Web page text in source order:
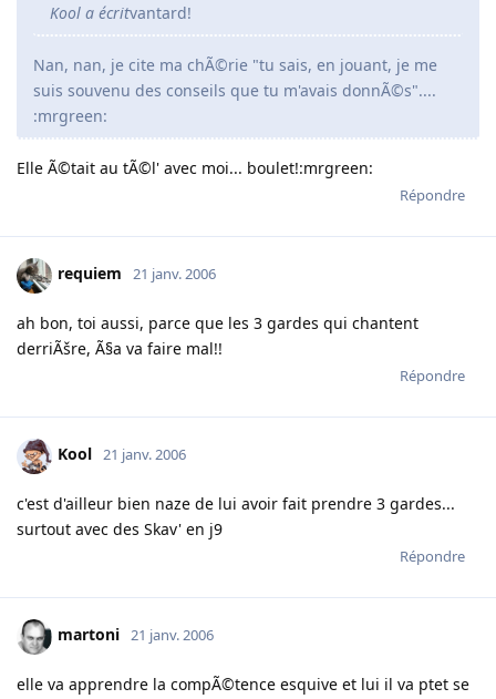
Kool a écritvantard!
Nan, nan, je cite ma chÃ©rie "tu sais, en jouant, je me
suis souvenu des conseils que tu m'avais donnÃ©s"....
:mrgreen:
Elle Ã©tait au tÃ©l' avec moi... boulet!:mrgreen:
Répondre
requiem 21 janv. 2006
ah bon, toi aussi, parce que les 3 gardes qui chantent
derriÃšre, Ã§a va faire mal!!
Répondre
Kool 21 janv. 2006
c'est d'ailleur bien naze de lui avoir fait prendre 3 gardes...
surtout avec des Skav' en j9
Répondre
martoni 21 janv. 2006
elle va apprendre la compÃ©tence esquive et lui il va ptet se